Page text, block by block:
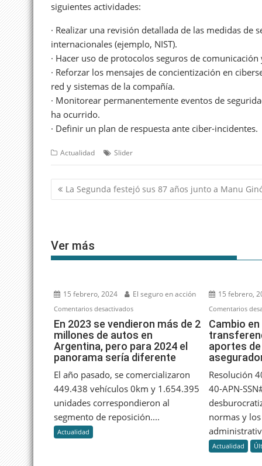
siguientes actividades:
· Realizar una revisión detallada de las medidas de
internacionales (ejemplo, NIST).
· Hacer uso de protocolos seguros de
· Reforzar los mensajes de concientización en
red y sistemas de la compañía.
· Monitorear permanentemente eventos de
ha ocurrido.
· Definir un plan de respuesta ante ciber-incidentes.
Actualidad Slider
Navegación
de
La Segunda festejó sus 87 años junto a Manu
Ver más
15 febrero, 2024 El seguro en acción
Comentarios desactivadosen
En
2023
se
vendieron
más
de
En 2023 se vendieron más de 2
millones de autos en
Argentina, pero para 2024 el
panorama sería diferente
El año pasado, se comercializaron
449.438 vehículos 0km y 1.654.395
unidades correspondieron al
segmento de reposición....
Actualidad
15 febrero,
Comentarios
Cambio
aportes
Resolución
40-APN-
normas y
Actualidad